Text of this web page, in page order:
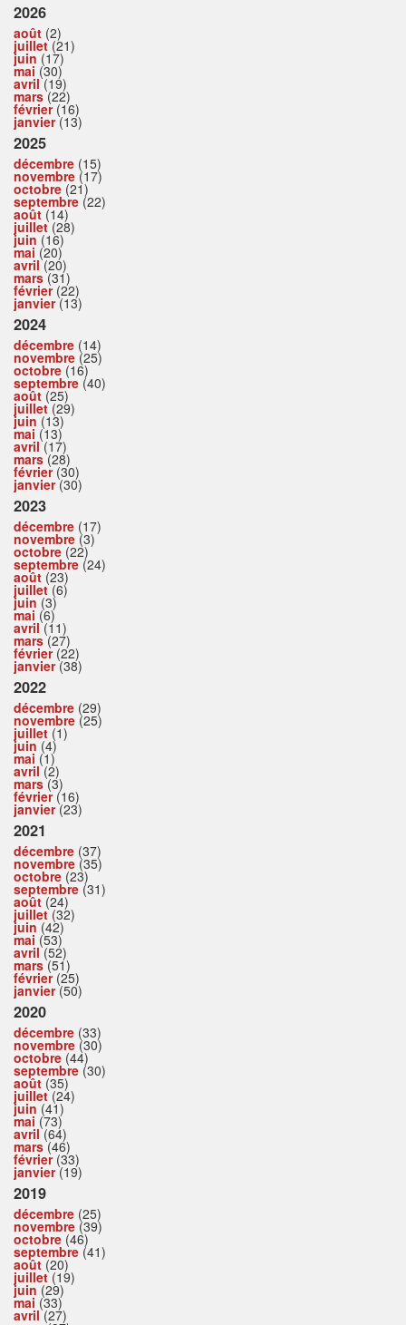
2026
août (2)
juillet(21)
juin (17)
mai (30)
avril(19)
mars(22)
février(16)
janvier(13)
2025
décembre (15)
novembre (17)
octobre (21)
septembre (22)
août (14)
juillet(28)
juin (16)
mai (20)
avril(20)
mars(31)
février(22)
janvier(13)
2024
décembre (14)
novembre (25)
octobre (16)
septembre (40)
août (25)
juillet(29)
juin (13)
mai (13)
avril(17)
mars(28)
février(30)
janvier(30)
2023
décembre (17)
novembre (3)
octobre (22)
septembre (24)
août (23)
juillet(6)
juin (3)
mai (6)
avril(11)
mars(27)
février(22)
janvier(38)
2022
décembre (29)
novembre (25)
juillet (1)
juin (4)
mai (1)
avril(2)
mars(3)
février(16)
janvier(23)
2021
décembre (37)
novembre (35)
octobre (23)
septembre (31)
août (24)
juillet(32)
juin (42)
mai (53)
avril(52)
mars(51)
février(25)
janvier(50)
2020
décembre (33)
novembre (30)
octobre (44)
septembre (30)
août (35)
juillet(24)
juin (41)
mai (73)
avril(64)
mars(46)
février(33)
janvier(19)
2019
décembre (25)
novembre (39)
octobre (46)
septembre (41)
août (20)
juillet(19)
juin (29)
mai (33)
avril(27)